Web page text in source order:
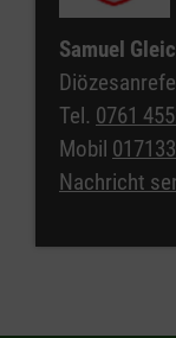
Samuel
Tel. 0761
Mobil
Nachricht